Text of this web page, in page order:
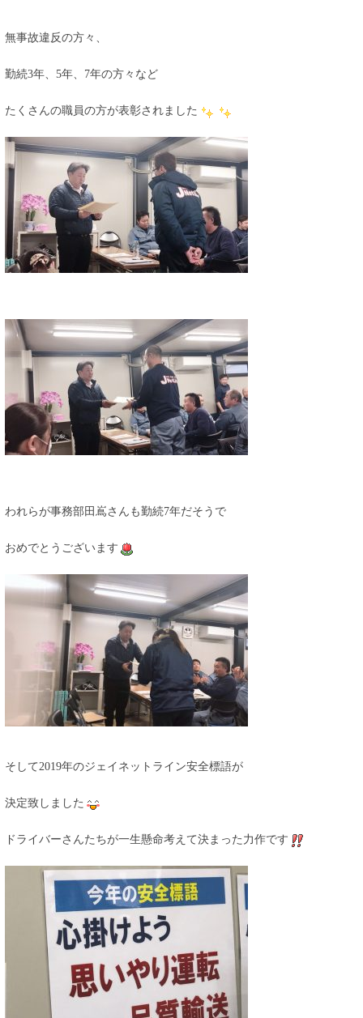
無事故違反の方々、
勤続3年、5年、7年の方々など
たくさんの職員の方が表彰されました
われらが事務部田嶌さんも勤続7年だそうで
おめでとうございます
そして2019年のジェイネットライン安全標語が
決定致しました
ドライバーさんたちが一生懸命考えて決まった力作です